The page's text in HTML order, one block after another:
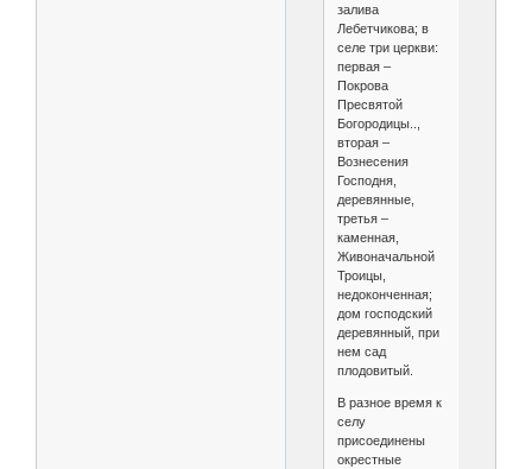
залива
Лебетчикова; в
селе три церкви:
первая –
Покрова
Пресвятой
Богородицы..,
вторая –
Вознесения
Господня,
деревянные,
третья –
каменная,
Живоначальной
Троицы,
недоконченная;
дом господский
деревянный, при
нем сад
плодовитый.
В разное время к
селу
присоединены
окрестные